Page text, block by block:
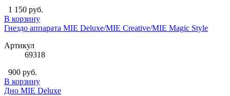
1 150 руб.
В корзину
Гнездо аппарата MIE Deluxe/MIE Creative/MIE Magic Style
Артикул
69318
900 руб.
В корзину
Дно MIE Deluxe